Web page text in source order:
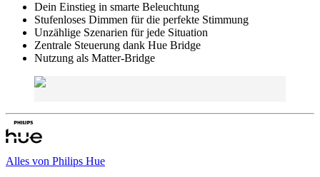
Dein Einstieg in smarte Beleuchtung
Stufenloses Dimmen für die perfekte Stimmung
Unzählige Szenarien für jede Situation
Zentrale Steuerung dank Hue Bridge
Nutzung als Matter-Bridge
Alles von Philips Hue